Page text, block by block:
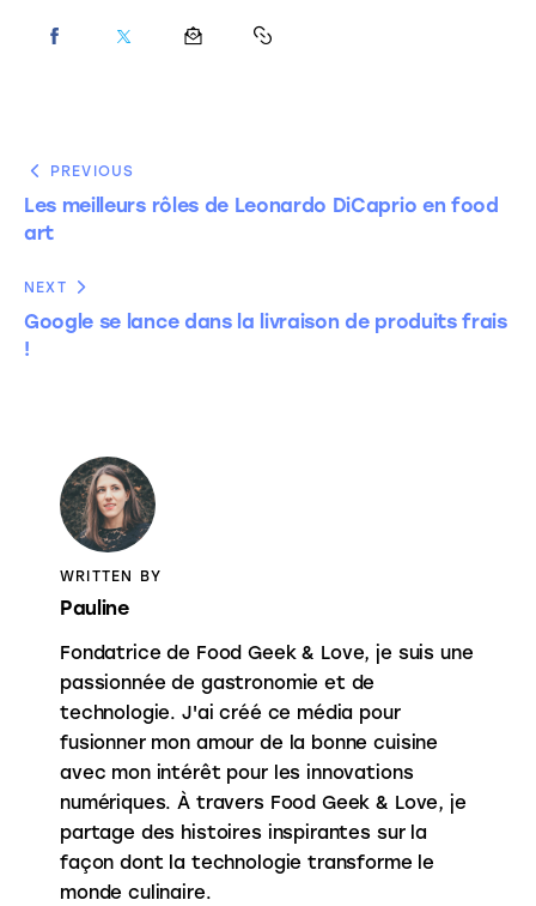
PREVIOUS
Les meilleurs rôles de Leonardo DiCaprio en food
art
NEXT
Google se lance dans la livraison de produits frais
!
WRITTEN BY
Pauline
Fondatrice de Food Geek & Love, je suis une
passionnée de gastronomie et de
technologie. J'ai créé ce média pour
fusionner mon amour de la bonne cuisine
avec mon intérêt pour les innovations
numériques. À travers Food Geek & Love, je
partage des histoires inspirantes sur la
façon dont la technologie transforme le
monde culinaire.